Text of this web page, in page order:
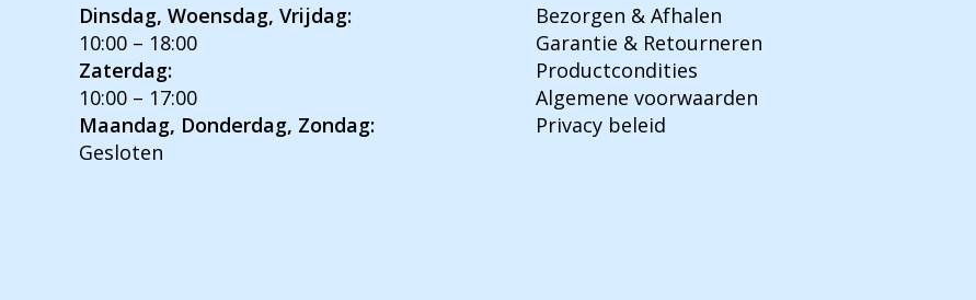
Dinsdag, Woensdag, Vrijdag:
10:00 – 18:00
Zaterdag:
10:00 – 17:00
Maandag, Donderdag, Zondag:
Gesloten
Bezorgen & Afhalen
Garantie & Retourneren
Productcondities
Algemene voorwaarden
Privacy beleid